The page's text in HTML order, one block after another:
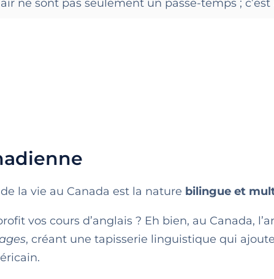
ne sont pas seulement un passe-temps ;
la vie au Canada est la nature bilingue et
vos cours d’anglais ? Eh bien, au Canada,
, créant une tapisserie linguistique qui